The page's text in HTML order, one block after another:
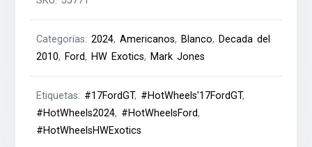
Categorías:2024,Americanos, Blanco, Decada del
2010, Ford, HW Exotics, Mark Jones
Etiquetas: #17FordGT, #HotWheels'17FordGT,
#HotWheels2024, #HotWheelsFord,
#HotWheelsHWExotics